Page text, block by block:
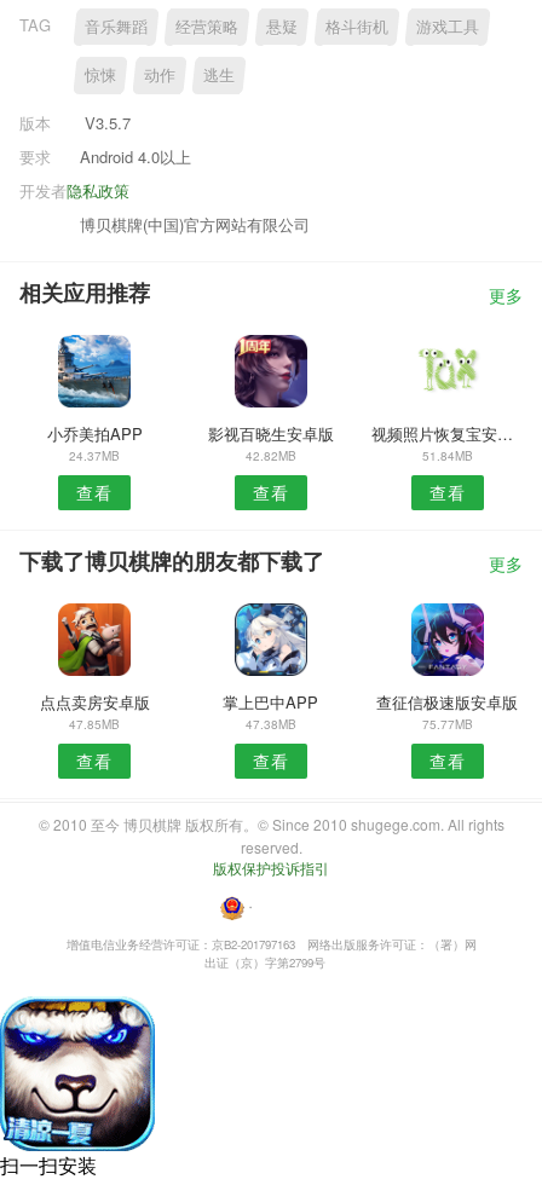
TAG 音乐舞蹈 经营策略 悬疑 格斗街机 游戏工具
惊悚 动作 逃生
版本
V3.5.7
要求
Android 4.0以上
隐私政策
开发者
博贝棋牌(中国)官方网站有限公司
相关应用推荐 更多
小乔美拍APP
24.37MB
查看
影视百晓生安卓版
42.82MB
查看
视频照片恢复宝安卓版
51.84MB
查看
下载了博贝棋牌的朋友都下载了 更多
点点卖房安卓版
47.85MB
查看
掌上巴中APP
47.38MB
查看
查征信极速版安卓版
75.77MB
查看
© 2010 至今 博贝棋牌 版权所有。© Since 2010 shugege.com. All rights
reserved.
版权保护投诉指引
・
增值电信业务经营许可证：京B2-201797163
网络出版服务许可证：（署）网
出证（京）字第2799号
扫一扫安装